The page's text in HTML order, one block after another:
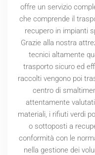
offre un servizio
che comprende il
recupero in impianti
Grazie alla nostra
tecnici altamente
trasporto sicuro ed
raccolti vengono poi
centro di
attentamente
materiali, i rifiuti verdi
o sottoposti a
conformità con le
nella gestione dei